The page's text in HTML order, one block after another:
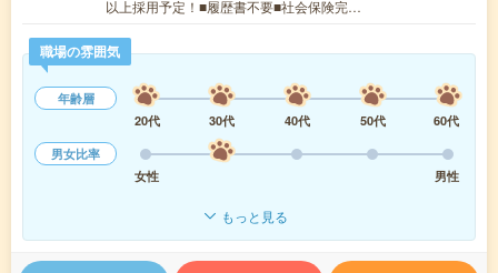
以上採用予定！■履歴書不要■社会保険完…
職場の雰囲気
年齢層
20代
30代 40代 50代
60代
男女比率
女性
男性
もっと見る